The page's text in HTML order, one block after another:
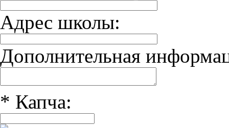
Адрес школы:
Дополнительная
* Капча: